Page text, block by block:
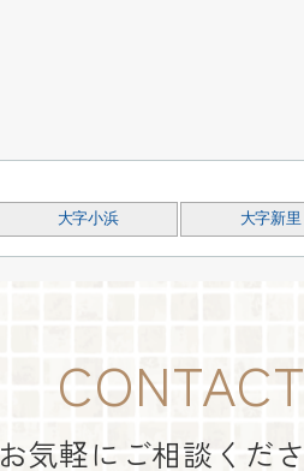
大字小浜 大字新里
CONTACT
お気軽にご相談くだ